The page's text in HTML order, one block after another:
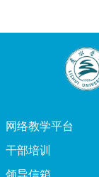
网络教学平台
干部培训
领导信箱